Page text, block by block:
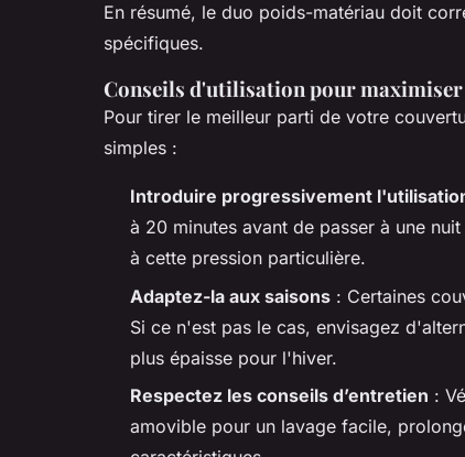
En résumé, le duo poids-matériau doit
spécifiques.
Conseils d'utilisation pour
Pour tirer le meilleur parti de votre
simples :
Introduire progressivement
à 20 minutes avant de passer à une
à cette pression particulière.
Adaptez-la aux saisons : Certaines
Si ce n'est pas le cas, envisagez
plus épaisse pour l'hiver.
Respectez les conseils d’entretien :
amovible pour un lavage facile,